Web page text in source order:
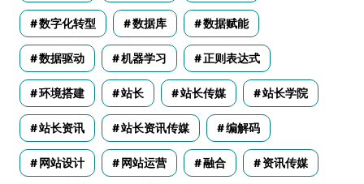
数字化转型 数据库 数据赋能
数据驱动 机器学习 正则表达式
环境搭建 站长 站长传媒 站长学院
站长资讯 站长资讯传媒 编解码
网站设计 网站运营 融合 资讯传媒